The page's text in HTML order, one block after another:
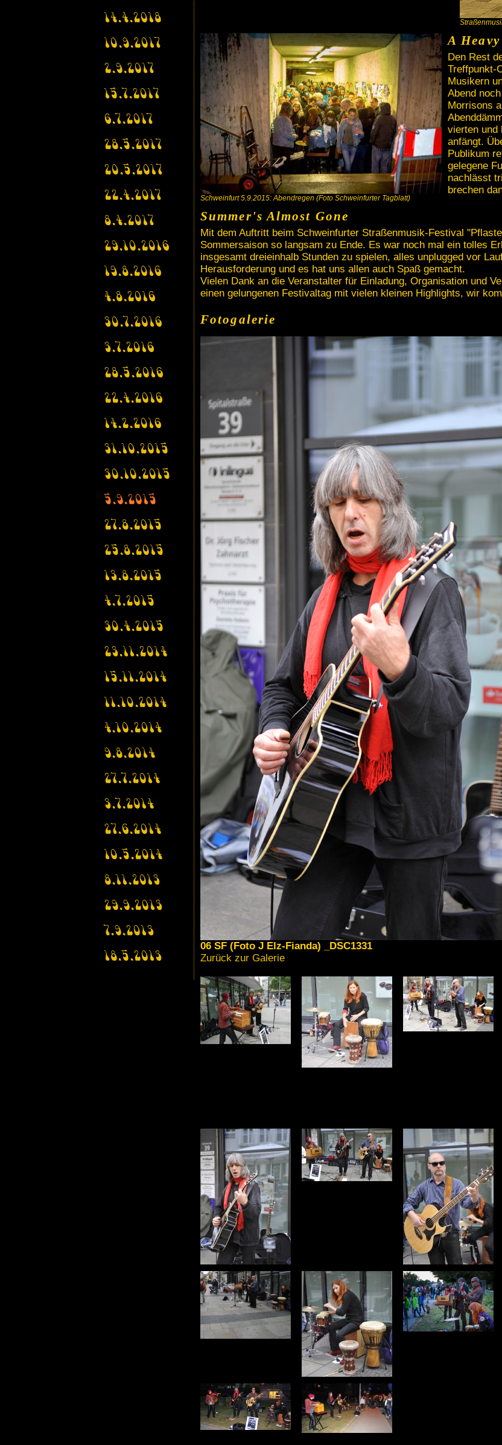
Schweinfurt 5.9.2015: Abendregen (Foto Schweinfurter Tagblatt)
A
Den Rest
Treffpunkt-
Musikern
Abend
Morrisons
vierten und
anfängt.
Publikum
gelegene
nachlässt
brechen
Summer's Almost Gone
Mit dem Auftritt beim Schweinfurter Straßenmusik-Festival
Sommersaison so langsam zu Ende. Es war noch mal ein tolles
insgesamt dreieinhalb Stunden zu spielen, alles unplugged vor
Herausforderung und es hat uns allen auch Spaß gemacht.
Vielen Dank an die Veranstalter für Einladung, Organisation und
einen gelungenen Festivaltag mit vielen kleinen Highlights, wir
Fotogalerie
06 SF (Foto J Elz-Fianda) _DSC1331
Zurück zur Galerie
14.4.2018
10.9.2017
2.9.2017
15.7.2017
6.7.2017
28.5.2017
20.5.2017
22.4.2017
8.4.2017
29.10.2016
19.8.2016
4.8.2016
30.7.2016
3.7.2016
28.5.2016
22.4.2016
14.2.2016
31.10.2015
30.10.2015
5.9.2015
27.8.2015
25.8.2015
13.8.2015
4.7.2015
30.4.2015
23.11.2014
15.11.2014
11.10.2014
4.10.2014
9.8.2014
27.7.2014
3.7.2014
27.6.2014
10.5.2014
8.11.2013
29.9.2013
7.9.2013
18.5.2013